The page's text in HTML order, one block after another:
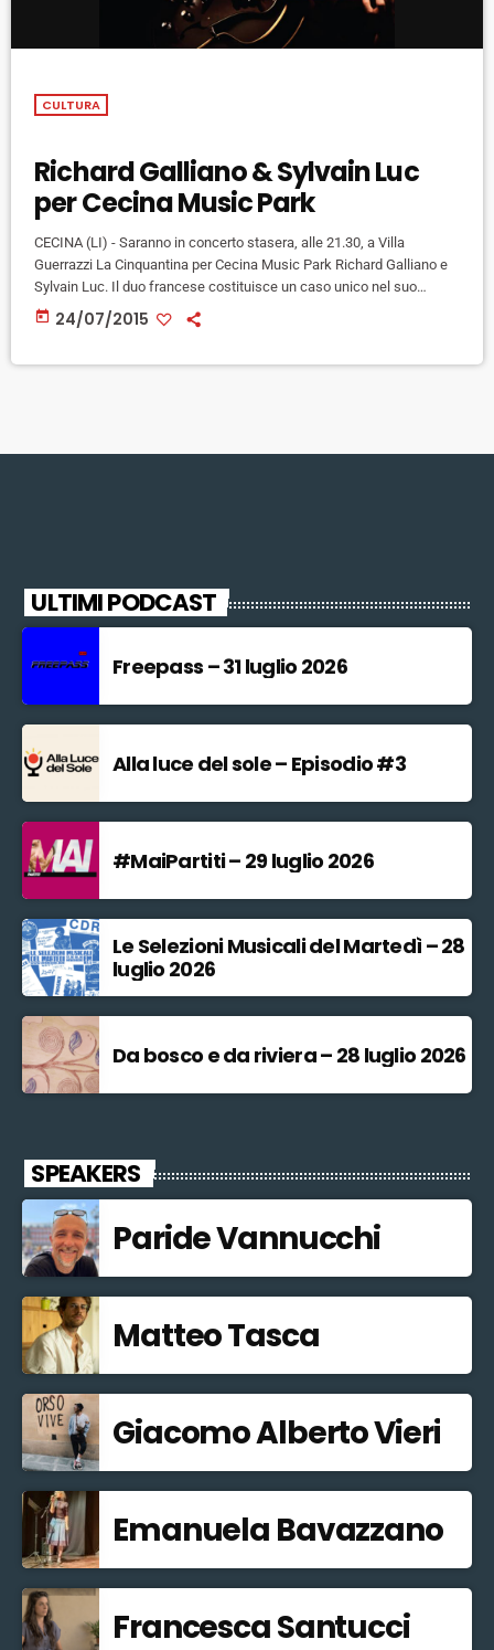
CULTURA
Richard Galliano & Sylvain Luc
per Cecina Music Park
CECINA (LI) - Saranno in concerto stasera, alle 21.30, a Villa
Guerrazzi La Cinquantina per Cecina Music Park Richard Galliano e
Sylvain Luc. Il duo francese costituisce un caso unico nel suo
genere: un’armoniosa coppia di fisarmonica e chitarra caratterizzata
dalla sensibilità musicale e dal virtuosismo che li ha fatti conoscere,
today 24/07/2015
ULTIMI PODCAST
Freepass – 31 luglio 2026
Alla luce del sole – Episodio #3
#MaiPartiti – 29 luglio 2026
Le Selezioni Musicali del Martedì – 28
luglio 2026
Da bosco e da riviera – 28 luglio 2026
SPEAKERS
Paride Vannucchi
Matteo Tasca
Giacomo Alberto Vieri
Emanuela Bavazzano
Francesca Santucci